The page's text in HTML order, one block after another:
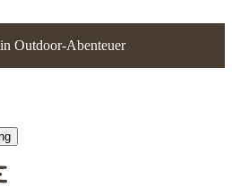
Outdoor-Abenteuer